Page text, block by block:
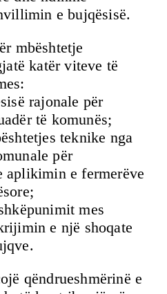
e bujqësisë.
mbështetje
katër viteve të
rajonale për
të komunës;
teknike nga
për
aplikimin e fermerëve
mes
e një shoqate
qëndrueshmërinë e